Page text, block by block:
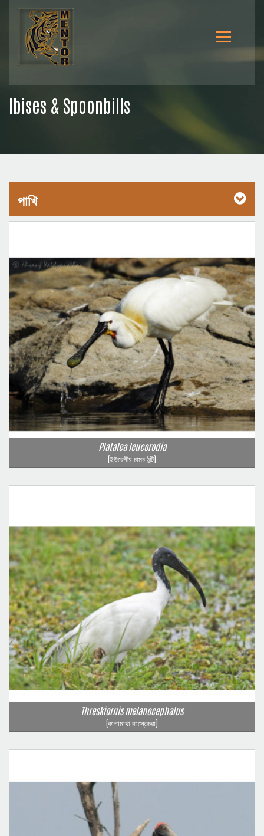
Ibises & Spoonbills
পাখি
Platalea leucorodia
(ইউরেশীয় চামচ ঠুটি)
Threskiornis melanocephalus
(কালামাথা কাস্তেচরা)